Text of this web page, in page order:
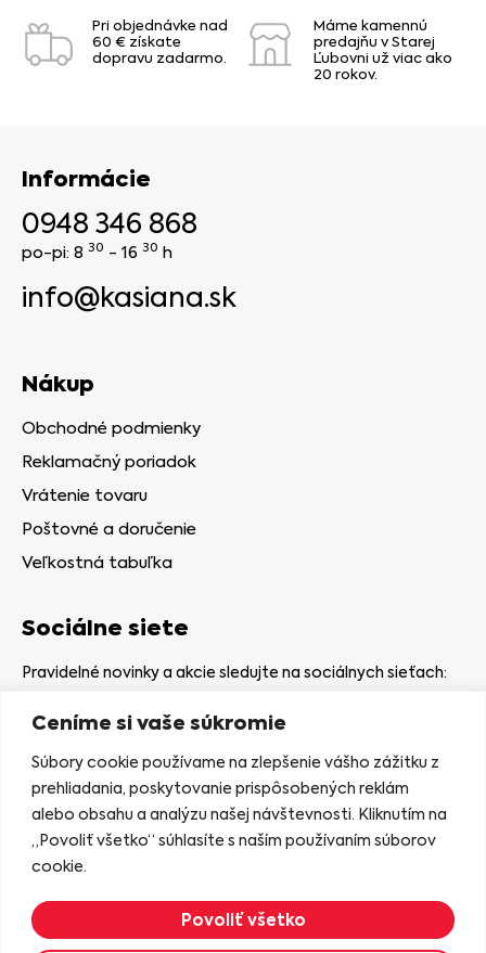
Ceníme si vaše súkromie
Súbory cookie používame na zlepšenie vášho zážitku z
prehliadania, poskytovanie prispôsobených reklám
alebo obsahu a analýzu našej návštevnosti. Kliknutím na
„Povoliť všetko“ súhlasíte s naším používaním súborov
cookie.
Povoliť všetko
Pri objednávke nad
60 € získate
dopravu zadarmo.
Máme kamennú
predajňu v Starej
Ľubovni už viac ako
20 rokov.
Informácie
0948 346 868
po-pi: 8 30 - 16 30 h
info@kasiana.sk
Nákup
Obchodné podmienky
Reklamačný poriadok
Vrátenie tovaru
Poštovné a doručenie
Veľkostná tabuľka
Sociálne siete
Pravidelné novinky a akcie sledujte na sociálnych sieťach:
Kamenná predajňa
Nám. gen. Štefaníka 7
06401 Stará Ľubovňa